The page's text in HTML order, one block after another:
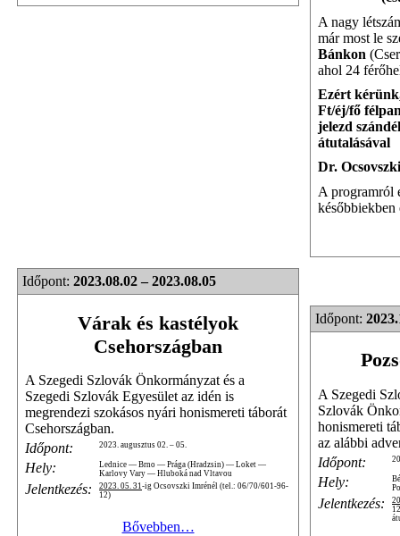
A nagy
már most le
Bánkon
ahol 24
Ezért
Ft/éj/fő
jelezd
átutalásával
Dr.
A programról
későbbiekben
Időpont: 2023.08.02 – 2023.08.05
Várak és kastélyok
Csehországban
A Szegedi Szlovák Önkormányzat és a
Szegedi Szlovák Egyesület az idén is
megrendezi szokásos nyári honismereti táborát
Csehországban.
Időpont:
2023. augusztus 02. – 05.
Hely:
Lednice — Brno — Prága (Hradzsin) — Loket —
Karlovy Vary — Hluboká nad Vltavou
Jelentkezés: 2023. 05. 31-ig Ocsovszki Imrénél (tel.: 06/70/601-96-
12)
Bővebben…
Időpont:
A Szegedi
Szlovák
honismereti
az alábbi
Időpont:
Hely:
Jelentkezés: